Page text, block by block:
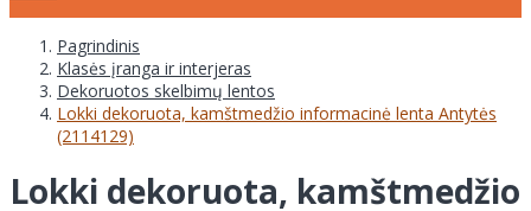
Pagrindinis
Klasės įranga ir interjeras
Dekoruotos skelbimų lentos
Lokki dekoruota, kamštmedžio informacinė lenta Antytės
(2114129)
Lokki dekoruota, kamštmedžio